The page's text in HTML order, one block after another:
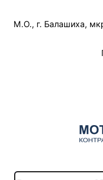
М.О., г. Балашиха,